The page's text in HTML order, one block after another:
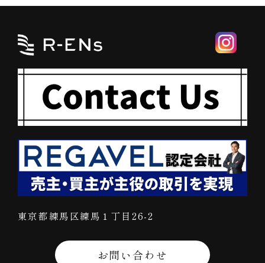
東京都練馬区練馬１丁目26-2
お問い合わせ